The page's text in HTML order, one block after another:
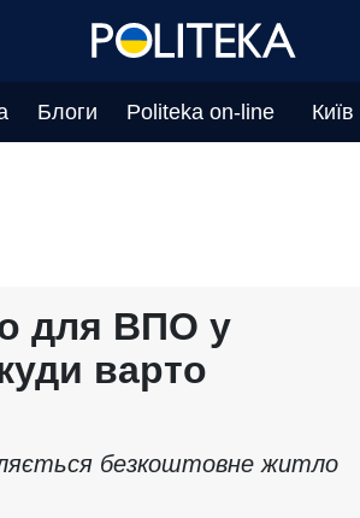
Блоги Politeka on-line Київ
для ВПО у
варто
безкоштовне житло